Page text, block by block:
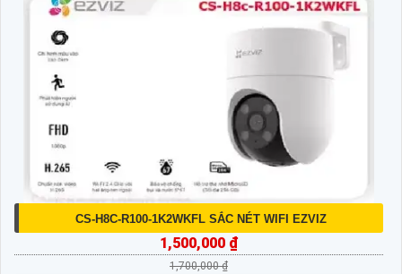
CS-H8C-R100-1K2WKFL SẮC NÉT WIFI EZVIZ
1,500,000 ₫
1,700,000 ₫